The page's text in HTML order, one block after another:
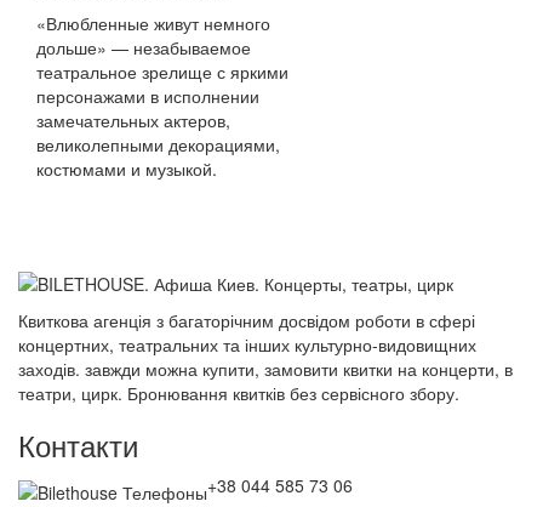
«Влюбленные живут немного
дольше» — незабываемое
театральное зрелище с яркими
персонажами в исполнении
замечательных актеров,
великолепными декорациями,
костюмами и музыкой.
Квиткова агенція з багаторічним досвідом роботи в сфері
концертних, театральних та інших культурно-видовищних
заходів. завжди можна купити, замовити квитки на концерти, в
театри, цирк. Бронювання квитків без сервісного збору.
Контакти
+38 044 585 73 06